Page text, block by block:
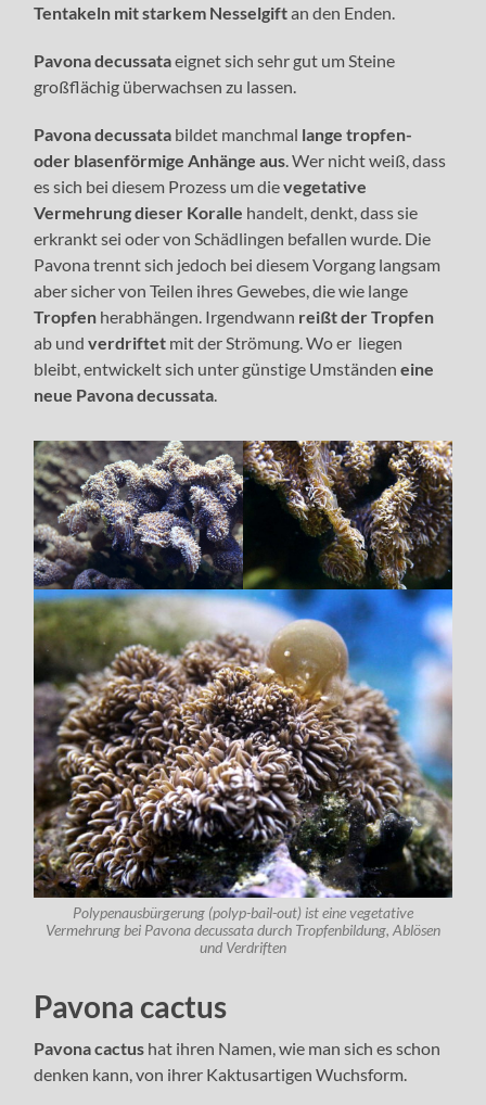
Tentakeln mit starkem Nesselgiftan den Enden.
Pavona decussataeignet sich sehr gut um Steine
großflächig überwachsen zu lassen.
Pavona decussata bildet manchmal lange tropfen-
oder blasenförmige Anhänge aus . Wer nicht weiß, dass
es sich bei diesem Prozess um dievegetative
Vermehrung dieser Koralle handelt, denkt, dass sie
erkrankt sei oder von Schädlingen befallen wurde. Die
Pavona trennt sich jedoch bei diesem Vorgang langsam
aber sicher von Teilen ihres Gewebes, die wie lange
Tropfen herabhängen. Irgendwann reißt der Tropfen
ab undverdriftet mit der Strömung. Wo er liegen
bleibt, entwickelt sich unter günstige Umständeneine
neue Pavona decussata
Polypenausbürgerung (polyp-bail-out) ist eine vegetative
Vermehrung bei Pavona decussata durch Tropfenbildung, Ablösen
und Verdriften
Pavona cactus
Pavona cactus hat ihren Namen, wie man sich es schon
denken kann, von ihrer Kaktusartigen Wuchsform.